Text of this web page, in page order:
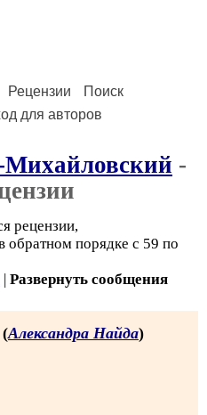
Рецензии
Поиск
для авторов
Михайловский -
рецензии,
обратном порядке с 59 по
| Развернуть сообщения
(Александра Найда)